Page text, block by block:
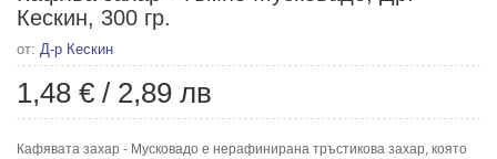
Кескин, 300 гр.
от: Д-р Кескин
1,48 € / 2,89 лв
Кафявата захар - Мусковадо е нерафинирана тръстикова захар, която